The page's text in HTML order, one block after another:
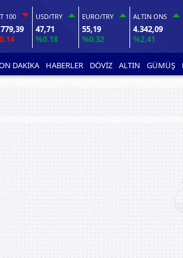
100 USD/TRY
47,71
%0.18
EURO/TRY
55,19
%0.32
ALTIN ONS
4.342,09
%2.41
DAKİKA HABERLER DÖVİZ ALTIN GÜMÜŞ